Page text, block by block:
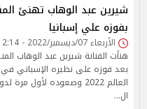
شيرين عبد الوهاب تهنئ
بفوزه علي إسبانيا
الأربعاء 07/ديسمبر/2022 - 12:14 ص
هنأت الفنانة شيرين عبد الوهاب
بعد فوزه على نظيره الإسباني
العالم 2022 وصعوده لأول
ال…